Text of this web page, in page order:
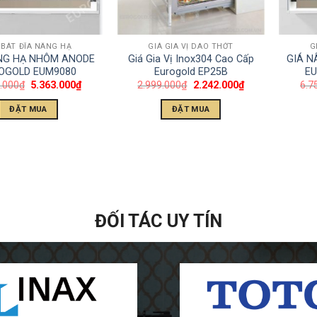
ĐĨA NÂNG HẠ
HẠ NHÔM ANODE
EUM9080
₫ 5.363.000₫
ĐẶT MUA
GIÁ GIA VỊ DAO THỚT
Giá Gia Vị Inox304 Cao Cấp
Eurogold EP25B
2.999.000₫ 2.242.000₫
ĐẶT MUA
GIÁ
ĐỐI TÁC UY TÍN